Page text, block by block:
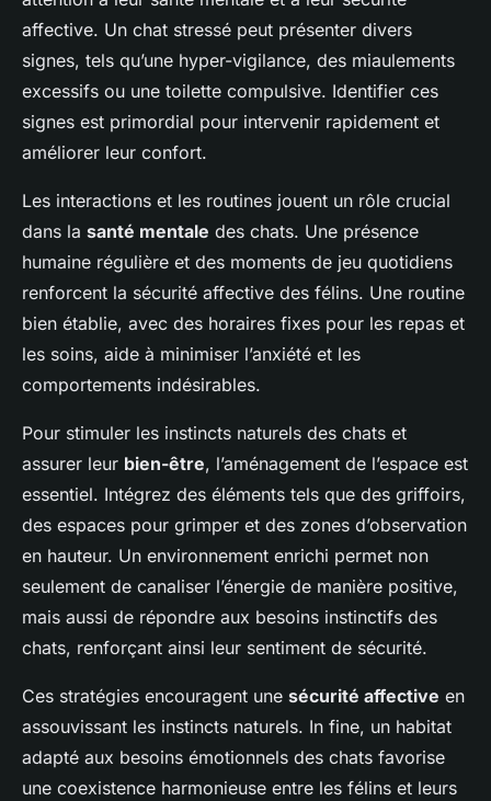
affective. Un chat stressé peut présenter divers
signes, tels qu’une hyper-vigilance, des miaulements
excessifs ou une toilette compulsive. Identifier ces
signes est primordial pour intervenir rapidement et
améliorer leur confort.
Les interactions et les routines jouent un rôle crucial
dans la santé mentale des chats. Une présence
humaine régulière et des moments de jeu quotidiens
renforcent la sécurité affective des félins. Une routine
bien établie, avec des horaires fixes pour les repas et
les soins, aide à minimiser l’anxiété et les
comportements indésirables.
Pour stimuler les instincts naturels des chats et
assurer leur bien-être, l’aménagement de l’espace est
essentiel. Intégrez des éléments tels que des griffoirs,
des espaces pour grimper et des zones d’observation
en hauteur. Un environnement enrichi permet non
seulement de canaliser l’énergie de manière positive,
mais aussi de répondre aux besoins instinctifs des
chats, renforçant ainsi leur sentiment de sécurité.
Ces stratégies encouragent une sécurité affective en
assouvissant les instincts naturels. In fine, un habitat
adapté aux besoins émotionnels des chats favorise
une coexistence harmonieuse entre les félins et leurs